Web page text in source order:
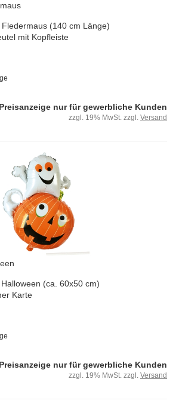
(140 cm Länge)
mit Kopf­leis­te
Preisanzeige nur für gewerbliche Kunden
zzgl. 19% MwSt. zzgl. Versand
(ca. 60x50 cm)
Karte
Preisanzeige nur für gewerbliche Kunden
zzgl. 19% MwSt. zzgl. Versand